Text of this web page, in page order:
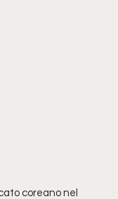
coreano nel